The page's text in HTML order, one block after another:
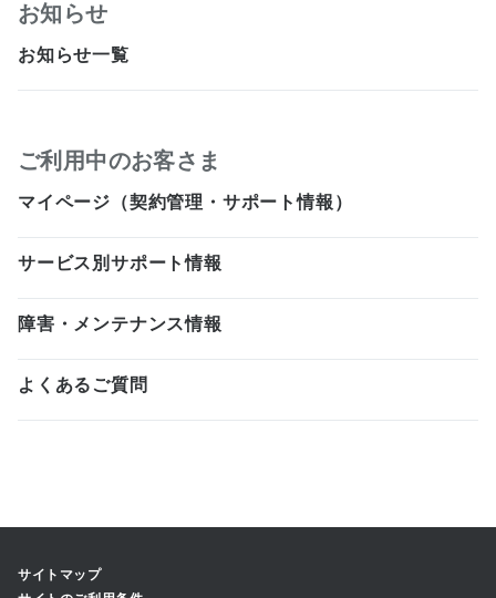
お知らせ
お知らせ一覧
ご利用中のお客さま
マイページ（契約管理・サポート情報）
サービス別サポート情報
障害・メンテナンス情報
よくあるご質問
サイトマップ